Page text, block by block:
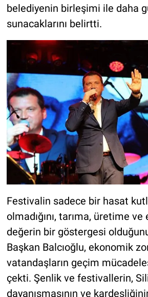
belediyenin birleşimi ile daha
sunacaklarını belirtti.
Festivalin sadece bir hasat
olmadığını, tarıma, üretime
değerin bir göstergesi
Başkan Balcıoğlu, ekonomik
vatandaşların geçim
çekti. Şenlik ve festivallerin,
dayanışmasının ve